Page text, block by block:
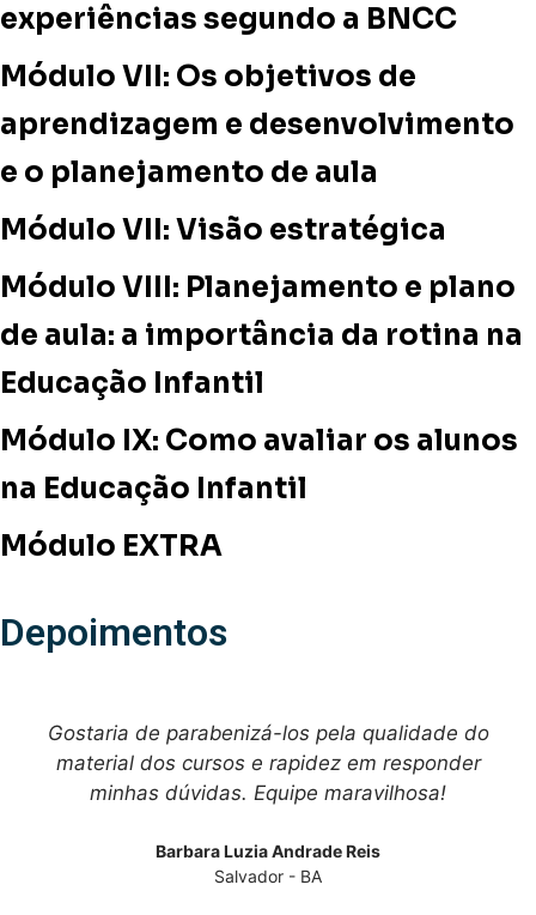
experiências segundo a BNCC
Módulo VII: Os objetivos de
aprendizagem e desenvolvimento
e o planejamento de aula
Módulo VII: Visão estratégica
Módulo VIII: Planejamento e plano
de aula: a importância da rotina na
Educação Infantil
Módulo IX: Como avaliar os alunos
na Educação Infantil
Módulo EXTRA
Depoimentos
Gostaria de parabenizá-los pela qualidade do
material dos cursos e rapidez em responder
minhas dúvidas. Equipe maravilhosa!
Barbara Luzia Andrade Reis
Salvador - BA